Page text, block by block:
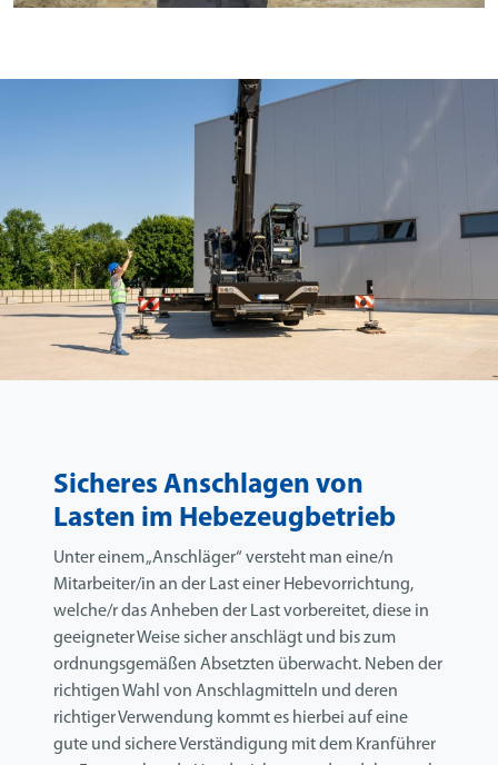
Sicheres Anschlagen von
Lasten im Hebezeugbetrieb
Unter einem „Anschläger“ versteht man eine/n
Mitarbeiter/in an der Last einer Hebevorrichtung,
welche/r das Anheben der Last vorbereitet, diese in
geeigneter Weise sicher anschlägt und bis zum
ordnungsgemäßen Absetzten überwacht. Neben der
richtigen Wahl von Anschlagmitteln und deren
richtiger Verwendung kommt es hierbei auf eine
gute und sichere Verständigung mit dem Kranführer